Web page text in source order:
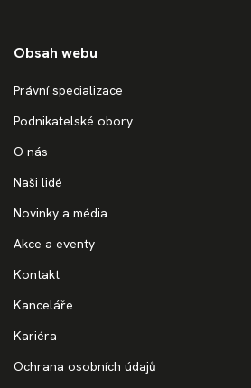
Obsah webu
Právní specializace
Podnikatelské obory
O nás
Naši lidé
Novinky a média
Akce a eventy
Kontakt
Kanceláře
Kariéra
Ochrana osobních údajů